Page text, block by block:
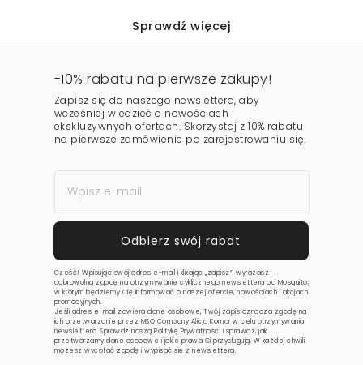
Sprawdź więcej
-10% rabatu na pierwsze zakupy!
Zapisz się do naszego newslettera, aby
wcześniej wiedzieć o nowościach i
ekskluzywnych ofertach. Skorzystaj z 10% rabatu
na pierwsze zamówienie po zarejestrowaniu się.
Cześć! Wpisując swój adres e-mail i klikając „zapisz”, wyrażasz
dobrowolną zgodę na otrzymywanie cyklicznego newslettera od Mosquito,
w którym będziemy Cię informować o naszej ofercie, nowościach i akcjach
promocyjnych.
Jeśli adres e-mail zawiera dane osobowe, Twój zapis oznacza zgodę na
ich przetwarzanie przez MSQ Company Alicja Komar w celu otrzymywania
newslettera. Sprawdź naszą Politykę Prywatnościi sprawdź, jak
przetwarzamy dane osobowe i jakie prawa Ci przysługują. W każdej chwili
możesz wycofać zgodę i wypisać się z newslettera.